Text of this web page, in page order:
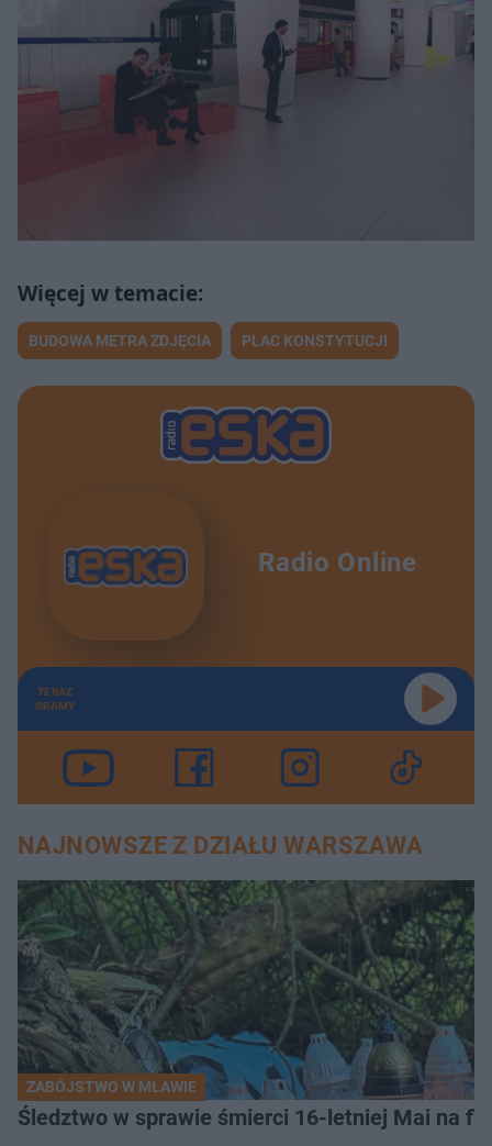
BUDOWA METRA ZDJĘCIA PLAC KONSTYTUCJI
Radio Online
TERAZ
GRAMY
NAJNOWSZE Z DZIAŁU WARSZAWA
ZABÓJSTWO W MŁAWIE
Śledztwo w sprawie śmierci 16-letniej Mai na